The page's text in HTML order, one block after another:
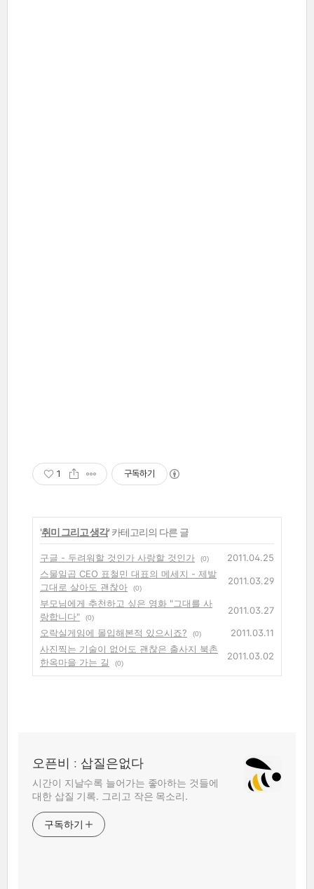
1 구독하기
'취미 그리고 생각' 카테고리의 다른 글
구글 - 두려워할 것인가 사랑할 것인가 (0)
2011.04.25
스물일곱 CEO 표철민 대표의 메세지 - 제발
그대로 살아도 괜찮아
(0)
2011.03.29
부모님에게 추천하고 싶은 영화 "그대를 사
랑합니다"
(0)
2011.03.27
오락실게임에 몰입해본적 있으시죠?
(0)
2011.03.11
사진찍는 기술이 없어도 괜찮은 출사지 북촌
한옥마을 가는 길
(0)
2011.03.02
오픈비 : 삽질은없다
시간이 지날수록 늘어가는 좋아하는 것들에
대한 삽질 기록. 그리고 작은 목소리.
구독하기